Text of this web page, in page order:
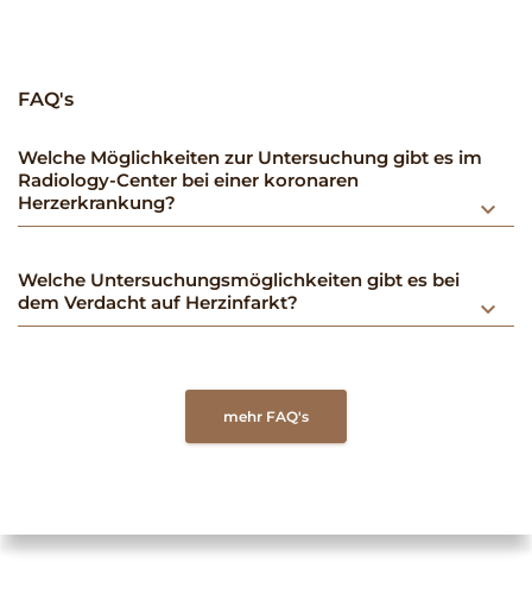
FAQ's
Welche Möglichkeiten zur Untersuchung gibt es im
Radiology-Center bei einer koronaren
Herzerkrankung?
keyboard_arrow_down
Welche Untersuchungsmöglichkeiten gibt es bei
dem Verdacht auf Herzinfarkt?
keyboard_arrow_down
mehr FAQ's